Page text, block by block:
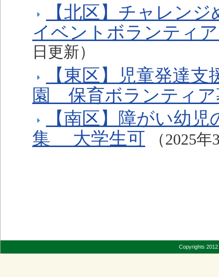
【北区】チャレン
イベントボランティ
日更新）
【東区】児童発達
園 保育ボランティア
【南区】障がい幼
集 大学生可
（2025
Copyrights